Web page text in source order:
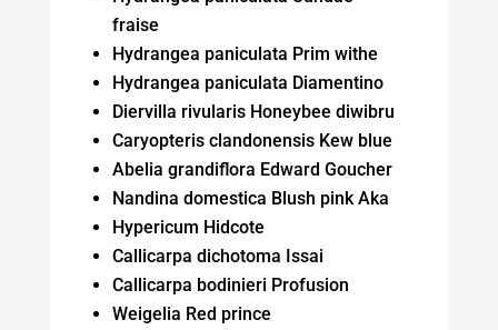
fraise
Hydrangea paniculata Prim withe
Hydrangea paniculata Diamentino
Diervilla rivularis Honeybee diwibru
Caryopteris clandonensis Kew blue
Abelia grandiflora Edward Goucher
Nandina domestica Blush pink Aka
Hypericum Hidcote
Callicarpa dichotoma Issai
Callicarpa bodinieri Profusion
Weigelia Red prince